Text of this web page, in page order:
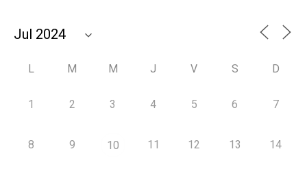
L M M J V S D
1 2 3 4 5 6 7
8 9 10 11 12 13 14